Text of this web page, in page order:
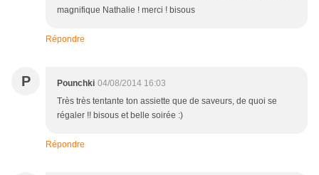
magnifique Nathalie ! merci ! bisous
Répondre
P Pounchki 04/08/2014 16:03
Très très tentante ton assiette que de saveurs, de quoi se
régaler !! bisous et belle soirée :)
Répondre